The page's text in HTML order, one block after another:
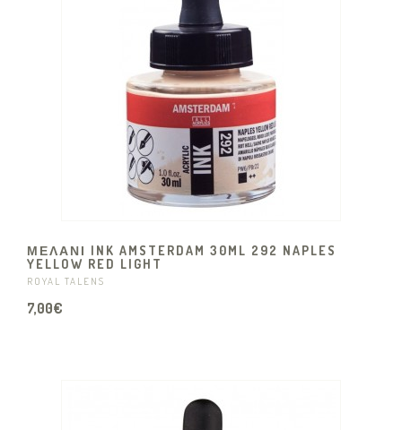
ΜΕΛΑΝΙ INK AMSTERDAM 30ML 292 NAPLES
YELLOW RED LIGHT
ROYAL TALENS
7,00€